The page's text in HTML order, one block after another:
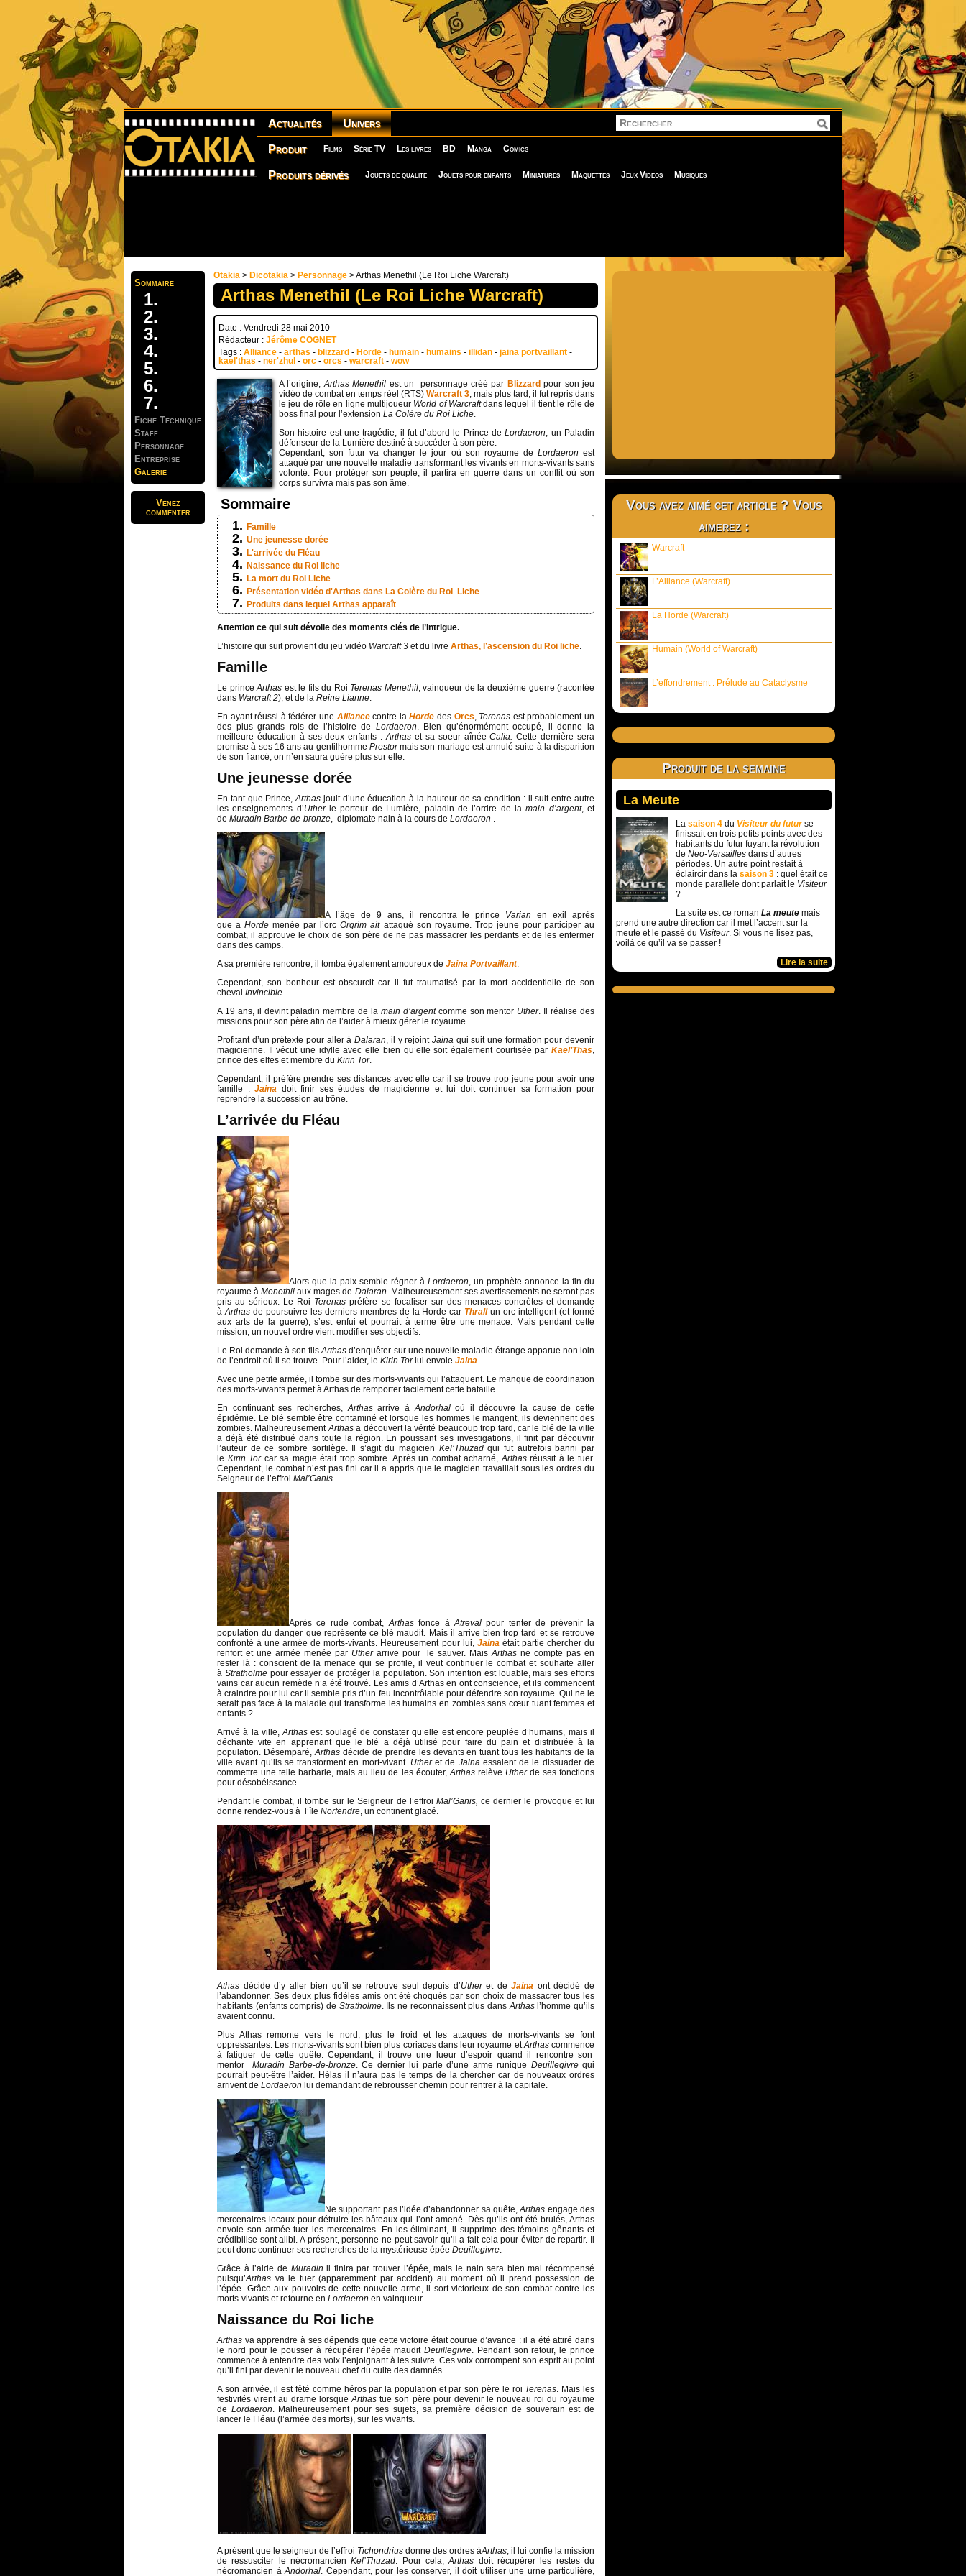
Actualités Univers
Produit Films Série TV Les livres BD Manga Comics
Produits dérivés Jouets de qualité Jouets pour enfants Miniatures Maquettes Jeux Vidéos Musiques
Sommaire
Fiche Technique
Staff
Personnage
Entreprise
Galerie
Venez
commenter
Otakia > Dicotakia > Personnage > Arthas Menethil (Le Roi Liche Warcraft)
Arthas Menethil (Le Roi Liche Warcraft)
Date : Vendredi 28 mai 2010
Rédacteur : Jérôme COGNET
Tags : Alliance - arthas - blizzard - Horde - humain - humains - illidan - jaina portvaillant -
kael'thas - ner'zhul - orc - orcs - warcraft - wow
A l’origine,Arthas Menethil est un personnage créé par Blizzard pour son jeu
vidéo de combat en temps réel (RTS) Warcraft 3, mais plus tard, il fut repris dans
le jeu de rôle en ligne multijoueur World of Warcraftdans lequel il tient le rôle de
boss final pour l’extension La Colère du Roi Liche.
Son histoire est une tragédie, il fut d’abord le Prince deLordaeron, un Paladin
défenseur de la Lumière destiné à succéder à son père.
Cependant, son futur va changer le jour où son royaume de Lordaeron est
attaqué par une nouvelle maladie transformant les vivants en morts-vivants sans
volonté. Pour protéger son peuple, il partira en guerre dans un conflit où son
corps survivra mais pas son âme.
Sommaire
Famille
Une jeunesse dorée
L'arrivée du Fléau
Naissance du Roi liche
La mort du Roi Liche
Présentation vidéo d'Arthas dans La Colère du Roi Liche
Produits dans lequel Arthas apparaît
Attention ce qui suit dévoile des moments clés de l’intrigue.
L’histoire qui suit provient du jeu vidéo Warcraft 3 et du livre Arthas, l’ascension du Roi liche.
Famille
Le princeArthas est le fils du Roi Terenas Menethil, vainqueur de la deuxième guerre (racontée
dans Warcraft 2), et de la Reine Lianne.
En ayant réussi à fédérer une Alliancecontre laHorde des Orcs, Terenas est probablement un
des plus grands rois de l’histoire de Lordaeron. Bien qu’énormément occupé, il donne la
meilleure éducation à ses deux enfants :Arthas et sa soeur aînéeCalia.Cette dernière sera
promise à ses 16 ans au gentilhomme Prestormais son mariage est annulé suite à la disparition
de son fiancé, on n’en saura guère plus sur elle.
Une jeunesse dorée
En tant que Prince, Arthas jouit d’une éducation à la hauteur de sa condition : il suit entre autre
les enseignements d’Uther le porteur de Lumière, paladin de l’ordre de lamain d’argent, et
de Muradin Barbe-de-bronze, diplomate nain à la cours de Lordaeron .
A l’âge de 9 ans, il rencontra le prince Varianen exil après
que aHorde menée par l’orcOrgrim ait attaqué son royaume. Trop jeune pour participer au
combat, il approuve le choix de son père de ne pas massacrer les perdants et de les enfermer
dans des camps.
A sa première rencontre, il tomba également amoureux de Jaina Portvaillant.
Cependant, son bonheur est obscurcit car il fut traumatisé par la mort accidentielle de son
cheval Invincible.
A 19 ans, il devint paladin membre de la main d’argent comme son mentor Uther. Il réalise des
missions pour son père afin de l’aider à mieux gérer le royaume.
Profitant d’un prétexte pour aller àDalaran, il y rejoint Jainaqui suit une formation pour devenir
magicienne. Il vécut une idylle avec elle bien qu’elle soit également courtisée par Kael’Thas,
prince des elfes et membre du Kirin Tor.
Cependant, il préfère prendre ses distances avec elle car il se trouve trop jeune pour avoir une
famille :Jaina doit finir ses études de magicienne et lui doit continuer sa formation pour
reprendre la succession au trône.
L’arrivée du Fléau
Alors que la paix semble régner à Lordaeron, un prophète annonce la fin du
royaume àMenethil aux mages de Dalaran. Malheureusement ses avertissements ne seront pas
pris au sérieux. Le Roi Terenas préfère se focaliser sur des menaces concrètes et demande
àArthasde poursuivre les derniers membres de la Horde car Thrallun orc intelligent (et formé
aux arts de la guerre), s’est enfui et pourrait à terme être une menace. Mais pendant cette
mission, un nouvel ordre vient modifier ses objectifs.
Le Roi demande à son filsArthas d’enquêter sur une nouvelle maladie étrange apparue non loin
de l’endroit où il se trouve. Pour l’aider, le Kirin Torlui envoie Jaina.
Avec une petite armée, il tombe sur des morts-vivants qui l’attaquent. Le manque de coordination
des morts-vivants permet à Arthas de remporter facilement cette bataille
En continuant ses recherches,Arthasarrive àAndorhaloù il découvre la cause de cette
épidémie. Le blé semble être contaminé et lorsque les hommes le mangent, ils deviennent des
zombies. MalheureusementArthasa découvert la vérité beaucoup trop tard, car le blé de la ville
a déjà été distribué dans toute la région. En poussant ses investigations, il finit par découvrir
l’auteur de ce sombre sortilège. Il s’agit du magicien Kel’Thuzadqui fut autrefois banni par
le Kirin Torcar sa magie était trop sombre. Après un combat acharné,Arthasréussit à le tuer.
Cependant, le combat n’est pas fini car il a appris que le magicien travaillait sous les ordres du
Seigneur de l’effroi Mal’Ganis.
Après ce rude combat, Arthasfonce àAtrevalpour tenter de prévenir la
population du danger que représente ce blé maudit. Mais il arrive bien trop tard et se retrouve
confronté à une armée de morts-vivants. Heureusement pour lui, Jaina était partie chercher du
renfort et une armée menée par Utherarrive pour le sauver. MaisArthas ne compte pas en
rester là : conscient de la menace qui se profile, il veut continuer le combat et souhaite aller
à Stratholme pour essayer de protéger la population. Son intention est louable, mais ses efforts
vains car aucun remède n’a été trouvé. Les amis d’Arthas en ont conscience, et ils commencent
à craindre pour lui car il semble pris d’un feu incontrôlable pour défendre son royaume. Qui ne le
serait pas face à la maladie qui transforme les humains en zombies sans cœur tuant femmes et
enfants ?
Arrivé à la ville,Arthas est soulagé de constater qu’elle est encore peuplée d’humains, mais il
déchante vite en apprenant que le blé a déjà utilisé pour faire du pain et distribuée à la
population. Désemparé,Arthasdécide de prendre les devants en tuant tous les habitants de la
ville avant qu’ils se transforment en mort-vivant. Utheret de Jainaessaient de le dissuader de
commettre une telle barbarie, mais au lieu de les écouter,Arthasrelève Uther de ses fonctions
pour désobéissance.
Pendant le combat, il tombe sur le Seigneur de l’effroi Mal’Ganis,ce dernier le provoque et lui
donne rendez-vous à l’île Norfendre, un continent glacé.
Athas décide d’y aller bien qu’il se retrouve seul depuis d’Utheret deJaina ont décidé de
l’abandonner. Ses deux plus fidèles amis ont été choqués par son choix de massacrer tous les
habitants (enfants compris) de Stratholme. Ils ne reconnaissent plus dansArthas l’homme qu’ils
avaient connu.
Plus Athas remonte vers le nord, plus le froid et les attaques de morts-vivants se font
oppressantes. Les morts-vivants sont bien plus coriaces dans leur royaume etArthascommence
à fatiguer de cette quête. Cependant, il trouve une lueur d’espoir quand il rencontre son
mentor Muradin Barbe-de-bronze. Ce dernier lui parle d’une arme runique Deuillegivrequi
pourrait peut-être l’aider. Hélas il n’aura pas le temps de la chercher car de nouveaux ordres
arrivent de Lordaeron lui demandant de rebrousser chemin pour rentrer à la capitale.
Ne supportant pas l’idée d’abandonner sa quête,Arthas engage des
mercenaires locaux pour détruire les bâteaux qui l’ont amené. Dès qu’ils ont été brulés, Arthas
envoie son armée tuer les mercenaires. En les éliminant, il supprime des témoins gênants et
crédibilise sont alibi. A présent, personne ne peut savoir qu’il a fait cela pour éviter de repartir. Il
peut donc continuer ses recherches de la mystérieuse épée Deuillegivre.
Grâce à l’aide de Muradin il finira par trouver l’épée, mais le nain sera bien mal récompensé
puisqu’Arthas va le tuer (apparemment par accident) au moment où il prend possession de
l’épée. Grâce aux pouvoirs de cette nouvelle arme, il sort victorieux de son combat contre les
morts-vivants et retourne en Lordaeron en vainqueur.
Naissance du Roi liche
Arthas va apprendre à ses dépends que cette victoire était courue d’avance : il a été attiré dans
le nord pour le pousser à récupérer l’épée mauditDeuillegivre. Pendant son retour, le prince
commence à entendre des voix l’enjoignant à les suivre. Ces voix corrompent son esprit au point
qu’il fini par devenir le nouveau chef du culte des damnés.
A son arrivée, il est fêté comme héros par la population et par son père le roi Terenas. Mais les
festivités virent au drame lorsqueArthastue son père pour devenir le nouveau roi du royaume
de Lordaeron. Malheureusement pour ses sujets, sa première décision de souverain est de
lancer le Fléau (l’armée des morts), sur les vivants.
A présent que le seigneur de l’effroi Tichondrius donne des ordres àArthas, il lui confie la mission
de ressusciter le nécromancienKel’Thuzad. Pour cela,Arthas doit récupérer les restes du
nécromancien àAndorhal. Cependant, pour les conserver, il doit utiliser une urne particulière,
Vous avez aimé cet article ? Vous
aimerez :
Warcraft
L’Alliance (Warcraft)
La Horde (Warcraft)
Humain (World of Warcraft)
L’effondrement : Prélude au Cataclysme
Produit de la semaine
La Meute
La saison 4 du Visiteur du futurse
finissait en trois petits points avec des
habitants du futur fuyant la révolution
de Neo-Versailles dans d’autres
périodes. Un autre point restait à
éclaircir dans la saison 3 : quel était ce
monde parallèle dont parlait le Visiteur
?
La suite est ce roman La meute mais
prend une autre direction car il met l’accent sur la
meute et le passé du Visiteur. Si vous ne lisez pas,
voilà ce qu’il va se passer !
Lire la suite